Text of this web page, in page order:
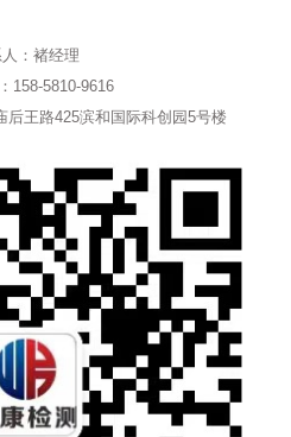
：褚经理
158-5810-9616
后王路425滨和国际科创园5号楼